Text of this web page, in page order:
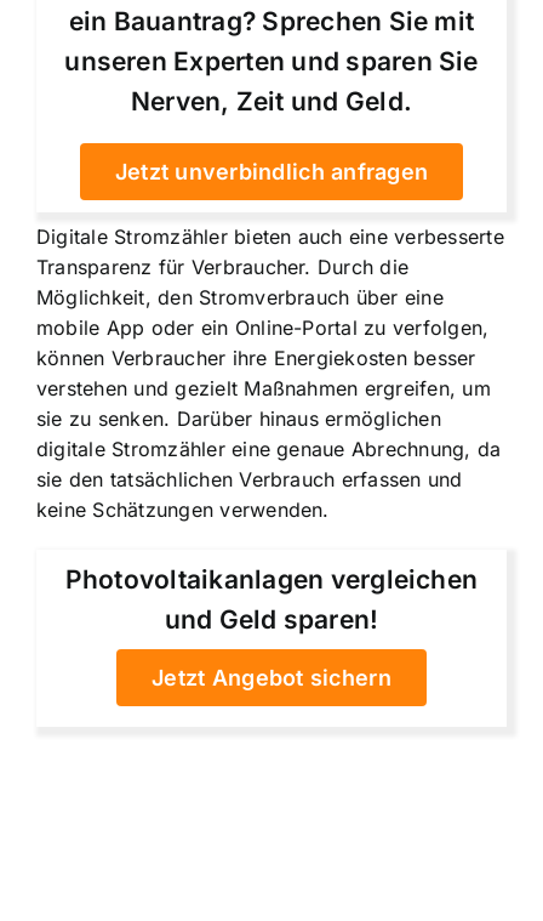
ein Bauantrag? Sprechen Sie mit
unseren Experten und sparen Sie
Nerven, Zeit und Geld.
Jetzt unverbindlich anfragen
Digitale Stromzähler bieten auch eine verbesserte
Transparenz für Verbraucher. Durch die
Möglichkeit, den Stromverbrauch über eine
mobile App oder ein Online-Portal zu verfolgen,
können Verbraucher ihre Energiekosten besser
verstehen und gezielt Maßnahmen ergreifen, um
sie zu senken. Darüber hinaus ermöglichen
digitale Stromzähler eine genaue Abrechnung, da
sie den tatsächlichen Verbrauch erfassen und
keine Schätzungen verwenden.
Photovoltaikanlagen vergleichen
und Geld sparen!
Jetzt Angebot sichern